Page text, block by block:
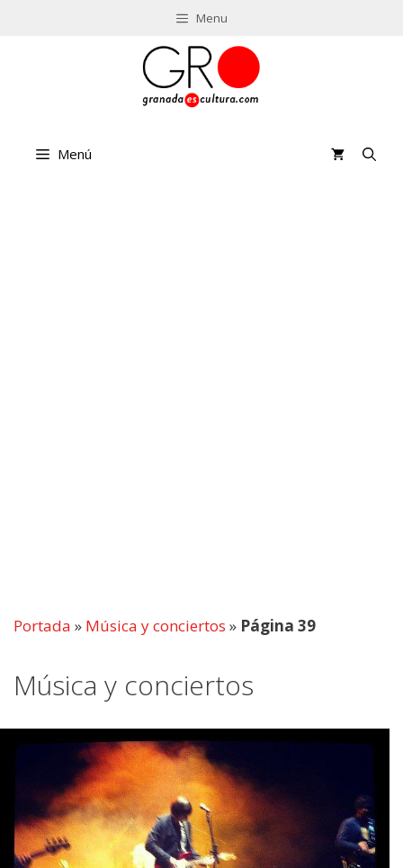
Menu
Menú
Portada » Música y conciertos » Página 39
Música y conciertos